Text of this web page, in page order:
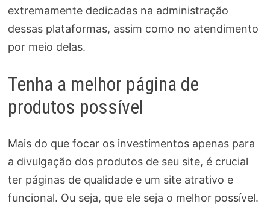
extremamente dedicadas na administração
dessas plataformas, assim como no atendimento
por meio delas.
Tenha a melhor página de
produtos possível
Mais do que focar os investimentos apenas para
a divulgação dos produtos de seu site, é crucial
ter páginas de qualidade e um site atrativo e
funcional. Ou seja, que ele seja o melhor possível.